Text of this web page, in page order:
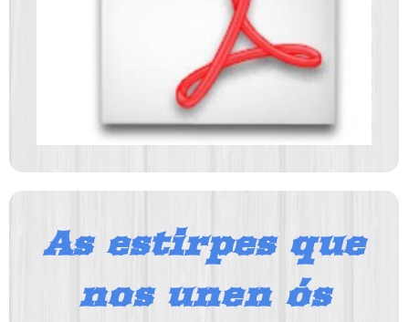
As estirpes que
nos unen ós